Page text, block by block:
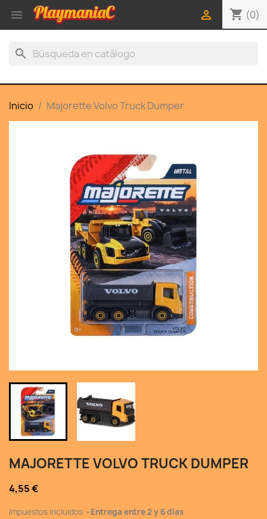
 shopping_cart (0)

search
Inicio Majorette Volvo Truck Dumper
MAJORETTE VOLVO TRUCK DUMPER
4,55 €
Impuestos incluidos Entrega entre 2 y 6 días